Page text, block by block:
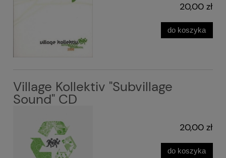
20,00 zł
do koszyka
Village Kollektiv "Subvillage
Sound" CD
20,00 zł
do koszyka